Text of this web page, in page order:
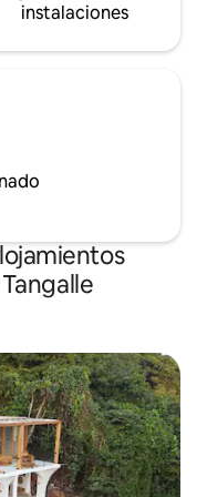
instalaciones